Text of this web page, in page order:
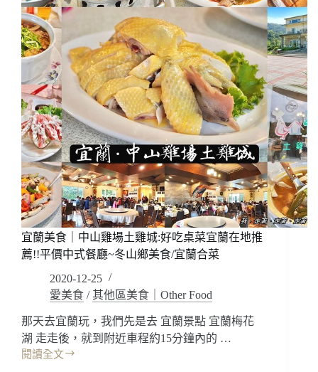
宜蘭美食｜中山雞場土雞城:好吃桌菜宜蘭在地推
薦!!平價中式餐廳~冬山鄉美食/宜蘭合菜
2020-12-25
愛美食 /其他區美食｜Other Food
那天去宜蘭玩，我們先是去 宜蘭景點 宜蘭梅花
湖 走走後，就到附近車程約15分鐘內的 …
閱讀全文
宜